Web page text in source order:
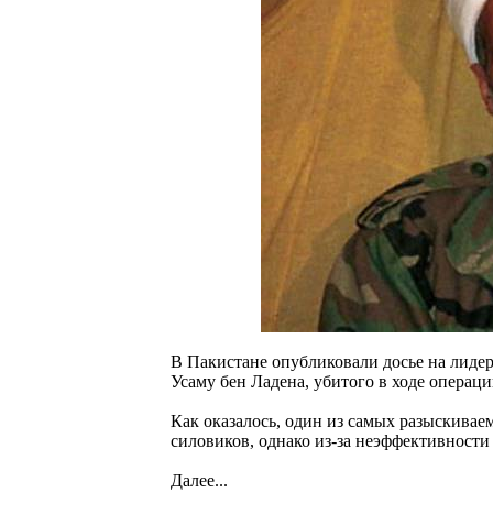
В Пакистане опубликовали досье на
Усаму бен Ладена, убитого в ходе
Как оказалось, один из самых
силовиков, однако из-за
Далее...